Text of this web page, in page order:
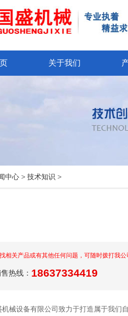
关于我们
中心 > 技术知识 >
相关产品或有其他任何问题，可随时拨打我
热线： 18637334419
设备有限公司致力于打造属于我们